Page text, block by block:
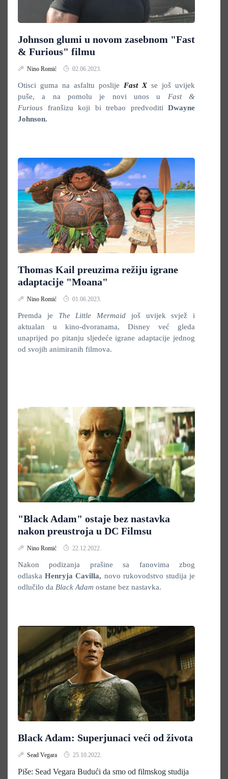
Johnson glumi u novom zasebnom "Fast
& Furious" filmu
Nino Romić 02.06.2023.
Otisci guma na asfaltu poslije Fast X se još uvijek
puše, a na pomolu je novi unos u Fast &
Furious franšizu koji bi trebao predvoditi Dwayne
Johnson.
Thomas Kail preuzima režiju igrane
adaptacije "Moana"
Nino Romić 01.06.2023.
Premda je The Little Mermaid još uvijek svjež i
aktualan u kino-dvoranama, Disney već gleda
unaprijed po pitanju sljedeće igrane adaptacije jednog
od svojih animiranih filmova.
"Black Adam" ostaje bez nastavka
nakon preustroja u DC Filmsu
Nino Romić 22.12.2022.
Nakon podizanja prašine sa fanovima zbog
odlaskaHenryja Cavilla, novo rukovodstvo studija je
odlučilo da Black Adam ostane bez nastavka.
Black Adam: Superjunaci veći od života
Sead Vegara 25.10.2022.
Piše: Sead Vegara Budući da smo od filmskog studija